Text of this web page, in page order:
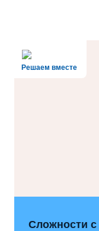
Решаем вместе
Сложности